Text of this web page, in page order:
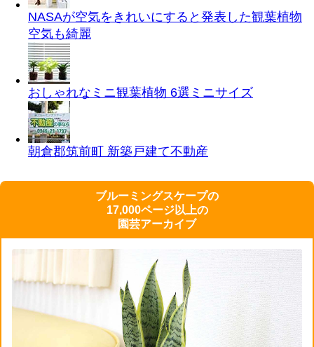
NASAが空気をきれいにすると発表した観葉植物
空気も綺麗
おしゃれなミニ観葉植物 6選 ミニサイズ
朝倉郡筑前町 新築戸建て不動産
ブルーミングスケープの
17,000ページ以上の
園芸アーカイブ